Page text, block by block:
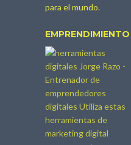
para el mundo.
EMPRENDIMIENTO